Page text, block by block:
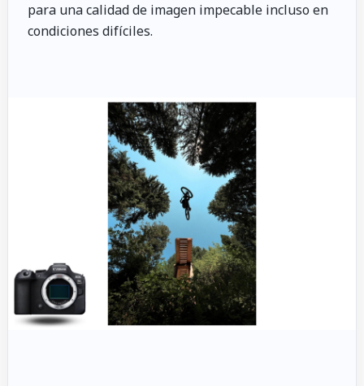
para una calidad de imagen impecable incluso en
condiciones difíciles.